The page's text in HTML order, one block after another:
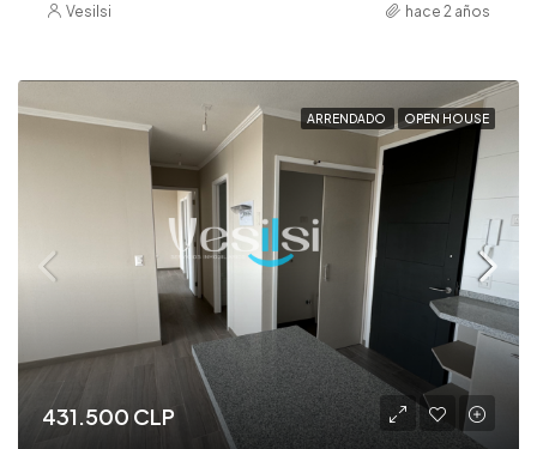
Vesilsi hace 2 años
ARRENDADO OPEN HOUSE
431.500 CLP